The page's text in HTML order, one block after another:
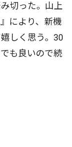
切った。山上
により、新機
しく思う。30
も良いので続